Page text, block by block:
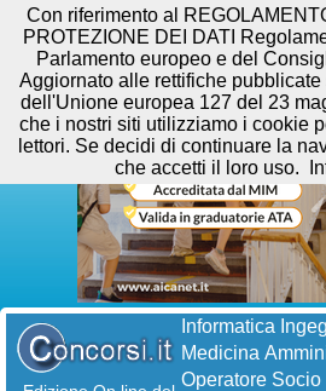
Informatica
Medicina
Operatore
Con riferimento al
PROTEZIONE DEI DATI
Parlamento europeo e del
Aggiornato alle rettifiche
dell'Unione europea 127 del 23
che i nostri siti utilizziamo i cookie
lettori. Se decidi di continuare la
che accetti il loro uso.